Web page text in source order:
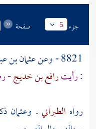
جزء 5 صفحة
8821 - وعن عثمان بن
:رأيترافع بن خديج-
رواه الطبراني . وعثمان